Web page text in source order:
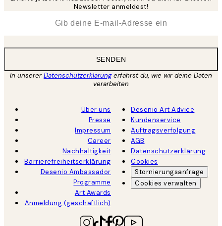
Newsletter anmeldest!
SENDEN
In unsererDatenschutzerklärungerfährst du, wie wir deine Daten
verarbeiten
Über uns
Presse
Impressum
Career
Nachhaltigkeit
Barrierefreiheitserklärung
Desenio Ambassador
Programme
Art Awards
Anmeldung (geschäftlich)
Desenio Art Advice
Kundenservice
Auftragsverfolgung
AGB
Datenschutzerklärung
Cookies
Stornierungsanfrage
Cookies verwalten